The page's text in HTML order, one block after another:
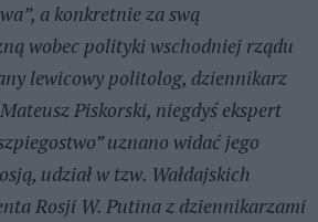
a konkretnie za swą
wobec polityki wschodniej rządu
lewicowy politolog, dziennikarz
Piskorski, niegdyś ekspert
uznano widać jego
udział w tzw. Wałdajskich
Rosji W. Putina z dziennikarzami